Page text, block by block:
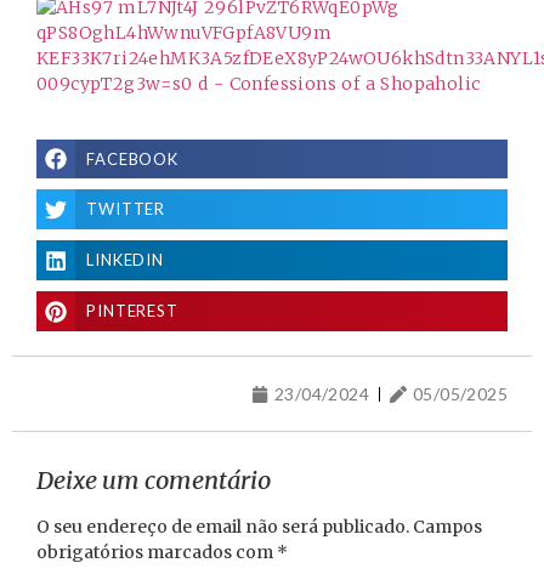
FACEBOOK
TWITTER
LINKEDIN
PINTEREST
23/04/2024 05/05/2025
Deixe um comentário
O seu endereço de email não será publicado. Campos
obrigatórios marcados com *